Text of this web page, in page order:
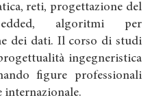
reti, progettazione del
algoritmi per
dei dati. Il corso di studi
ingegneristica
figure professionali
internazionale.